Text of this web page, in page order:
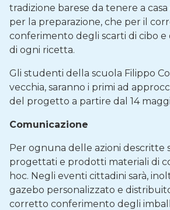
tradizione barese da tenere a casa
per la preparazione, che per il
conferimento degli scarti di cibo
di ogni ricetta.
Gli studenti della scuola Filippo
vecchia, saranno i primi ad
del progetto a partire dal 14
Comunicazione
Per ognuna delle azioni descritte
progettati e prodotti materiali di
hoc. Negli eventi cittadini sarà,
gazebo personalizzato e
corretto conferimento degli